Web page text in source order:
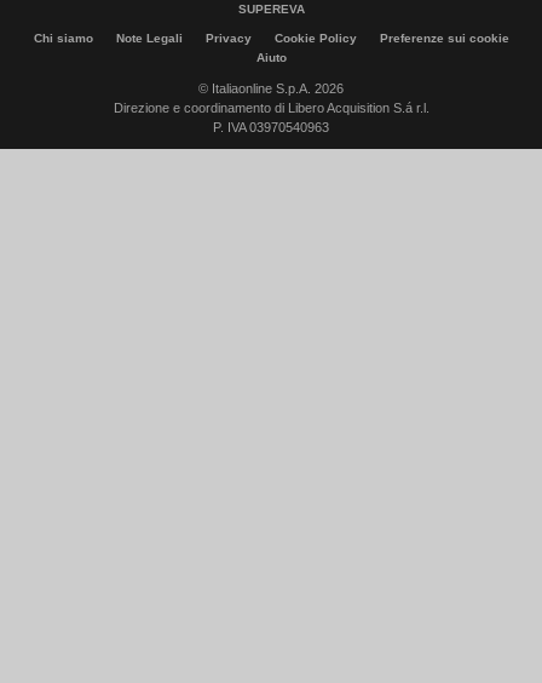
SUPEREVA
Chi siamo Note Legali Privacy Cookie Policy
Preferenze sui cookie
Aiuto
© Italiaonline S.p.A. 2026
Direzione e coordinamento di Libero Acquisition S.á r.l.
P. IVA 03970540963